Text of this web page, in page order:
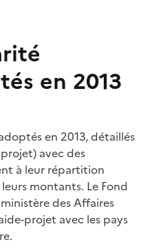
en 2013
en 2013, détaillés
avec des
à leur répartition
montants. Le Fond
des Affaires
projet avec les pays